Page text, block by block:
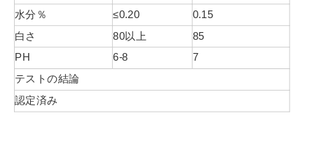
水分％
≤0.20
0.15
白さ
80以上
85
PH
6-8
7
テストの結論
認定済み